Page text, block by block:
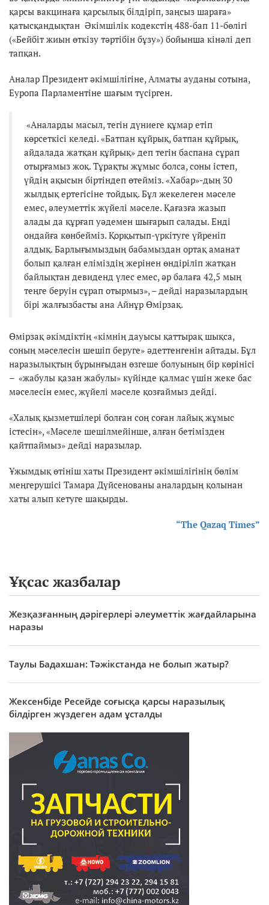
қарсы вакцинаға қарсылық білдіріп, заңсыз шараға»
қатысқандықтан Әкімшілік кодекстің 488-бап 11-бөлігі
(«Бейбіт жиын өткізу тәртібін бұзу») бойынша кінәлі деп
тапқан.
Аналар Президент әкімшілігіне, Алматы ауданы сотына,
Еуропа Парламентіне шағым түсірген.
«Аналарды масыл, тегін дүниеге құмар етіп
көрсеткісі келеді. «Батпан құйрық, батпан құйрық,
айдалада жатқан құйрық» деп тегін баспана сұрап
отырғамыз жоқ. Тұрақты жұмыс болса, соны істеп,
үйдің ақысын біртіндеп өтейміз. «Хабар»-дың 30
жылдық ертегісіне тойдық. Бұл жекелеген мәселе
емес, әлеуметтік жүйелі мәселе. Қағазға жазып
алады да құрғап уәдемен шығарып салады. Енді
ондайға көнбейміз. Қорқытып-үркітуге үйреніп
алдық. Барлығымыздың бабамыздан ортақ аманат
болып қалған еліміздің жерінен өндіріліп жатқан
байлықтан девиденд үлес емес, әр балаға 42,5 мың
теңге беруін сұрап отырмыз», – дейді наразылардың
бірі жалғызбасты ана Айнұр Өмірзақ.
Өмірзақ әкімдіктің «кімнің дауысы қаттырақ шықса,
соның мәселесін шешіп беруге» әдеттенгенін айтады. Бұл
наразылықтың бұрынғыдан өзгеше болуының бір көрінісі
– «жабулы қазан жабулы» күйінде қалмас үшін жеке бас
мәселесін емес, жүйелі мәселе қозғаймыз дейді.
«Халық қызметшілері болған соң соған лайық жұмыс
істесін», «Мәселе шешілмейінше, алған бетімізден
қайтпаймыз» дейді наразылар.
Ұжымдық өтініш хаты Президент әкімшілігінің бөлім
меңгерушісі Тамара Дүйсенованы аналардың қолынан
хаты алып кетуге шақырды.
“The Qazaq Times”
Ұқсас жазбалар
Жезқазғанның дәрігерлері әлеуметтік жағдайларына
наразы
Таулы Бадахшан: Тәжікстанда не болып жатыр?
Жексенбіде Ресейде соғысқа қарсы наразылық
білдірген жүздеген адам ұсталды